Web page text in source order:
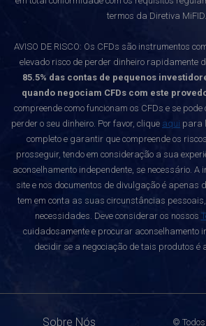
termos da Diretiva MiFID.
AVISO DE RISCO: Os CFDs são instrumentos
elevado risco de perder dinheiro rapidamente
85.5% das contas de pequenos
quando negociam CFDs com este
compreende como funcionam os CFDs e se
perder o seu dinheiro. Por favor, clique aqui para
completo e garantir que compreende os
prosseguir, tendo em consideração a sua
aconselhamento independente, se necessário. A
site e nos documentos de divulgação é apenas
tem em conta as suas circunstâncias
necessidades. Deve considerar os nossos
cuidadosamente e procurar aconselhamento
decidir se a negociação de tais produtos
Sobre Nós ©